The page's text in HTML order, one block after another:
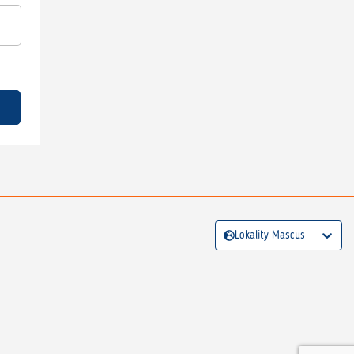
Lokality Mascus